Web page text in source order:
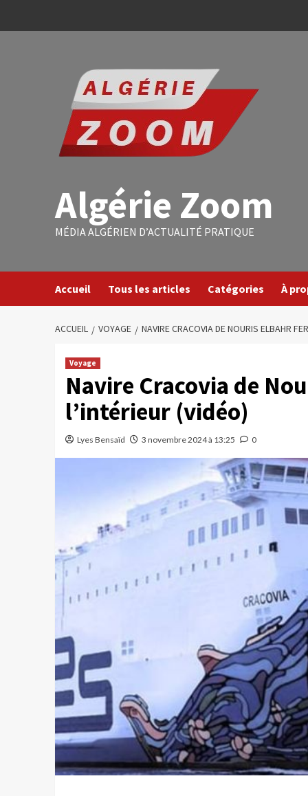
Algérie Zoom
MÉDIA ALGÉRIEN D’ACTUALITÉ PRATIQUE
Accueil Tous les articles Catégories À
ACCUEIL VOYAGE NAVIRE CRACOVIA DE NOURIS ELBAHR
Voyage
Navire Cracovia de
l’intérieur (vidéo)
Lyes Bensaïd 3 novembre 2024 à 13:25 0